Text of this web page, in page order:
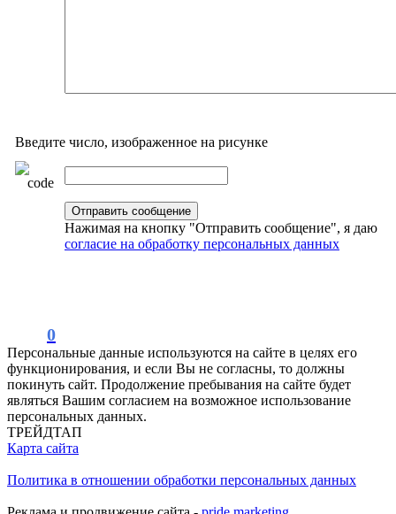
Введите число, изображенное на рисунке
Нажимая на кнопку "Отправить сообщение", я даю
согласие на обработку персональных данных
0
Персональные данные используются на сайте в целях его
функционирования, и если Вы не согласны, то должны
покинуть сайт. Продолжение пребывания на сайте будет
являться Вашим согласием на возможное использование
персональных данных.
ТРЕЙДТАП
Карта сайта
Политика в отношении обработки персональных данных